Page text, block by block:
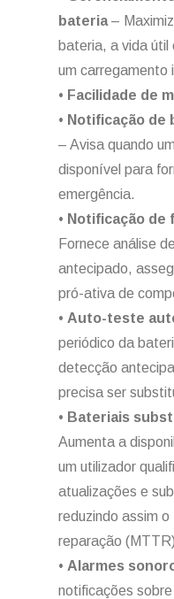
bateria–
bateria, a vida útil
um carregamento
• Facilidade de
• Notificação de
– Avisa quando
disponível para
emergência.
• Notificação de
Fornece análise
antecipado,
pró-ativa de
• Auto-teste
periódico da
detecção
precisa ser
• Bateriais
Aumenta a
um utilizador
atualizações e
reduzindo assim
reparação (MTTR)
• Alarmes
notificações